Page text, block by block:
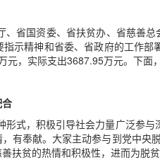
、省国资委、省扶贫办、省慈善
示精神和省委、省政府的工作
元，实际支出3687.95万元。下
形式，积极引导社会力量广泛参
有奉献。大家主动参与到党中央
扶贫的热情和积极性，进而为脱贫